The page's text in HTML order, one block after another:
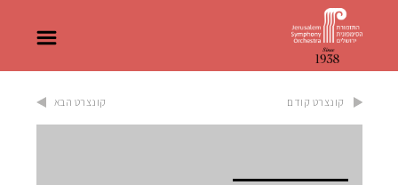
קונצרט קודם קונצרט הבא